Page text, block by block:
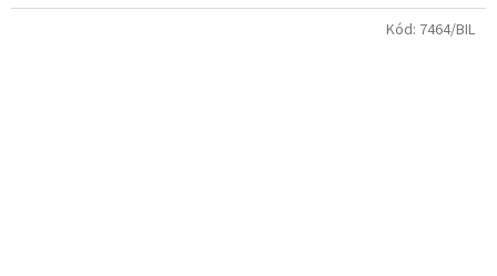
Kód: 7464/BIL